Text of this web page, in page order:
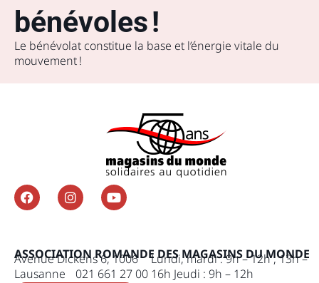
bénévoles !
Le bénévolat constitue la base et l’énergie vitale du
mouvement !
ASSOCIATION ROMANDE DES MAGASINS DU MONDE
Avenue Dickens 6, 1006
Lausanne 021 661 27 00
Lundi, mardi : 9h – 12h , 13h –
16h Jeudi : 9h – 12h